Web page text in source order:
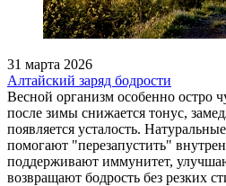
31 марта 2026
Алтайский заряд бодрости
Весной организм особенно остро
после зимы снижается тонус,
появляется усталость.
помогают "перезапустить"
поддерживают иммунитет,
возвращают бодрость без резких